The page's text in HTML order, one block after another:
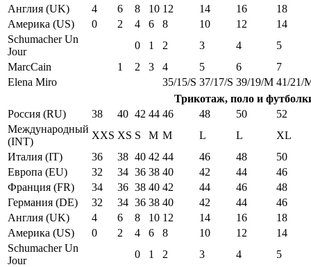
Англия (UK)
4 6 8 10 12 14 16
18
Америка (US)
0 2 4 6 8 10 12
14
Schumacher Un
Jour
0 1 2 3 4
5
MarcCain
1 2 3 4 5 6
7
Elena Miro
35/15/S 37/17/S 39/19/M 41/21/
Трикотаж, поло и
Россия (RU)
38 40 42 44 46 48 50
52
Международный
(INT)
XXS XS S M M L L
XL
Италия (IT)
36 38 40 42 44 46 48
50
Европа (EU)
32 34 36 38 40 42 44
46
Франция (FR)
34 36 38 40 42 44 46
48
Германия (DE)
32 34 36 38 40 42 44
46
Англия (UK)
4 6 8 10 12 14 16
18
Америка (US)
0 2 4 6 8 10 12
14
Schumacher Un
Jour
0 1 2 3 4
5